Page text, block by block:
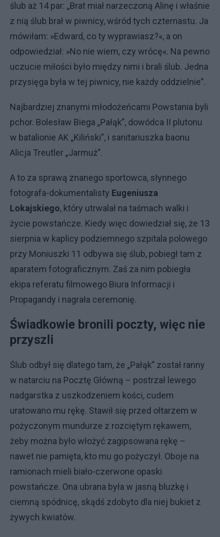
ślub aż 14 par: „Brat miał narzeczoną Alinę i właśnie
z nią ślub brał w piwnicy, wśród tych czternastu. Ja
mówiłam: »Edward, co ty wyprawiasz?«, a on
odpowiedział: »No nie wiem, czy wrócę«. Na pewno
uczucie miłości było między nimi i brali ślub. Jedna
przysięga była w tej piwnicy, nie każdy oddzielnie”.
Najbardziej znanymi młodożeńcami Powstania byli
pchor. Bolesław Biega „Pałąk”, dowódca II plutonu
w batalionie AK „Kiliński”, i sanitariuszka baonu
Alicja Treutler „Jarmuż”.
A to za sprawą znanego sportowca, słynnego
fotografa-dokumentalisty Eugeniusza
Lokajskiego, który utrwalał na taśmach walki i
życie powstańcze. Kiedy więc dowiedział się, że 13
sierpnia w kaplicy podziemnego szpitala polowego
przy Moniuszki 11 odbywa się ślub, pobiegł tam z
aparatem fotograficznym. Zaś za nim pobiegła
ekipa referatu filmowego Biura Informacji i
Propagandy i nagrała ceremonię.
Świadkowie bronili poczty, więc nie
przyszli
Ślub odbył się dlatego tam, że „Pałąk” został ranny
w natarciu na Pocztę Główną – postrzał lewego
nadgarstka z uszkodzeniem kości, cudem
uratowano mu rękę. Stawił się przed ołtarzem w
pożyczonym mundurze z rozciętym rękawem,
żeby można było włożyć zagipsowana rękę –
nawet nie pamięta, kto mu go pożyczył. Oboje na
ramionach mieli biało-czerwone opaski
powstańcze. Ona ubrana była w jasną bluzkę i
ciemną spódnicę, skądś zdobyto dla niej bukiet z
żywych kwiatów.